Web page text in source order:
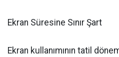
Ekran Süresine Sınır Şart
Ekran kullanımının tatil